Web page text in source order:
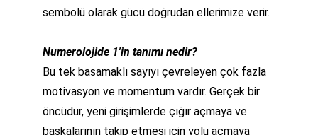
sembolü olarak gücü doğrudan ellerimize verir.
Numerolojide 1'in tanımı nedir?
Bu tek basamaklı sayıyı çevreleyen çok fazla
motivasyon ve momentum vardır. Gerçek bir
öncüdür, yeni girişimlerde çığır açmaya ve
başkalarının takip etmesi için yolu açmaya